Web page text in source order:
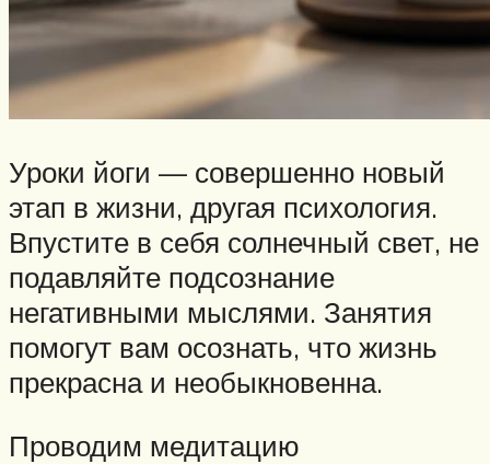
Уроки йоги — совершенно новый
этап в жизни, другая психология.
Впустите в себя солнечный свет, не
подавляйте подсознание
негативными мыслями. Занятия
помогут вам осознать, что жизнь
прекрасна и необыкновенна.
Проводим медитацию